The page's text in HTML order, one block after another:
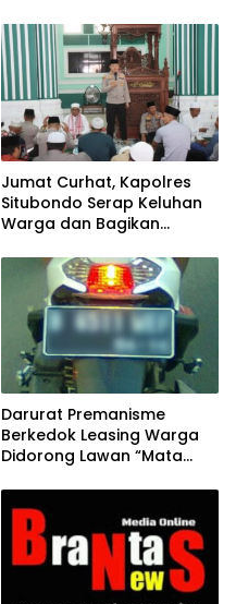
Jumat Curhat, Kapolres
Situbondo Serap Keluhan
Warga dan Bagikan
Darurat Premanisme
Berkedok Leasing Warga
Didorong Lawan “Mata
APH!